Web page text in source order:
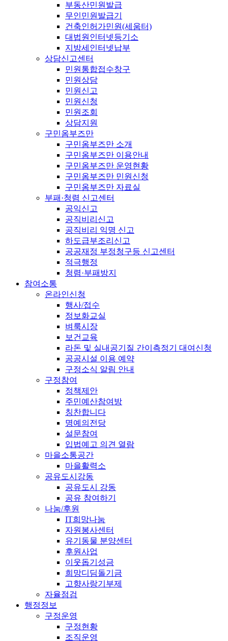
부동산민원발급
무인민원발급기
건축인허가민원(세움터)
대법원인터넷등기소
지방세인터넷납부
상담신고센터
민원통합접수창구
민원상담
민원신고
민원신청
민원조회
상담지원
구민옴부즈만
구민옴부즈만 소개
구민옴부즈만 이용안내
구민옴부즈만 운영현황
구민옴부즈만 민원신청
구민옴부즈만 자료실
부패·청렴 신고센터
공익신고
공직비리신고
공직비리 익명 신고
하도급부조리신고
공공재정 부정청구등 신고센터
적극행정
청렴·부패방지
참여소통
온라인신청
행사/접수
정보화교실
벼룩시장
보건교육
라돈 및 실내공기질 간이측정기 대여신청
공공시설 이용 예약
구정소식 알림 안내
구정참여
정책제안
주민예산참여방
칭찬합니다
명예의전당
설문참여
입법예고 의견 열람
마을소통공간
마을활력소
공유도시강동
공유도시 강동
공유 참여하기
나눔/후원
IT희망나눔
자원봉사센터
유기동물 분양센터
후원사업
이웃돕기성금
희망디딤돌기금
고향사랑기부제
자율점검
행정정보
구정운영
구정현황
조직운영